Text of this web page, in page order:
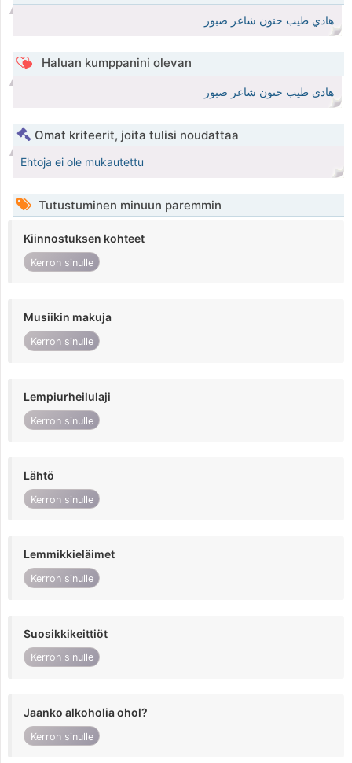
هادي طيب حنون شاعر صبور
Haluan kumppanini olevan
هادي طيب حنون شاعر صبور
Omat kriteerit, joita tulisi noudattaa
Ehtoja ei ole mukautettu
Tutustuminen minuun paremmin
Kiinnostuksen kohteet
Kerron sinulle
Musiikin makuja
Kerron sinulle
Lempiurheilulaji
Kerron sinulle
Lähtö
Kerron sinulle
Lemmikkieläimet
Kerron sinulle
Suosikkikeittiöt
Kerron sinulle
Jaanko alkoholia ohol?
Kerron sinulle